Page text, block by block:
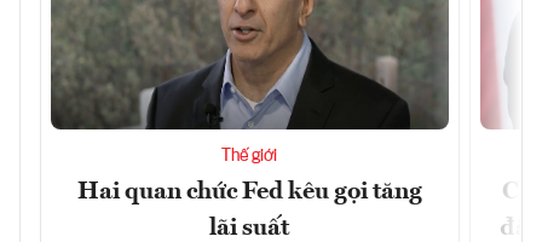
Thế giới
Hai quan chức Fed kêu gọi tăng
lãi suất
đã